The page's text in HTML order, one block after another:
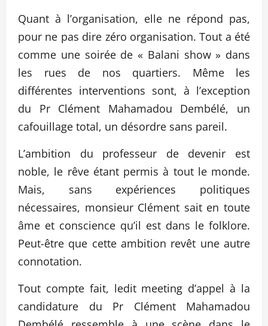
Quant à l’organisation, elle ne répond pas,
pour ne pas dire zéro organisation. Tout a été
comme une soirée de « Balani show » dans
les rues de nos quartiers. Même les
différentes interventions sont, à l’exception
du Pr Clément Mahamadou Dembélé, un
cafouillage total, un désordre sans pareil.
L’ambition du professeur de devenir est
noble, le rêve étant permis à tout le monde.
Mais, sans expériences politiques
nécessaires, monsieur Clément sait en toute
âme et conscience qu’il est dans le folklore.
Peut-être que cette ambition revêt une autre
connotation.
Tout compte fait, ledit meeting d’appel à la
candidature du Pr Clément Mahamadou